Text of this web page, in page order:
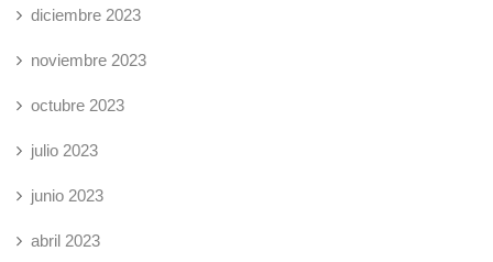
diciembre 2023
noviembre 2023
octubre 2023
julio 2023
junio 2023
abril 2023